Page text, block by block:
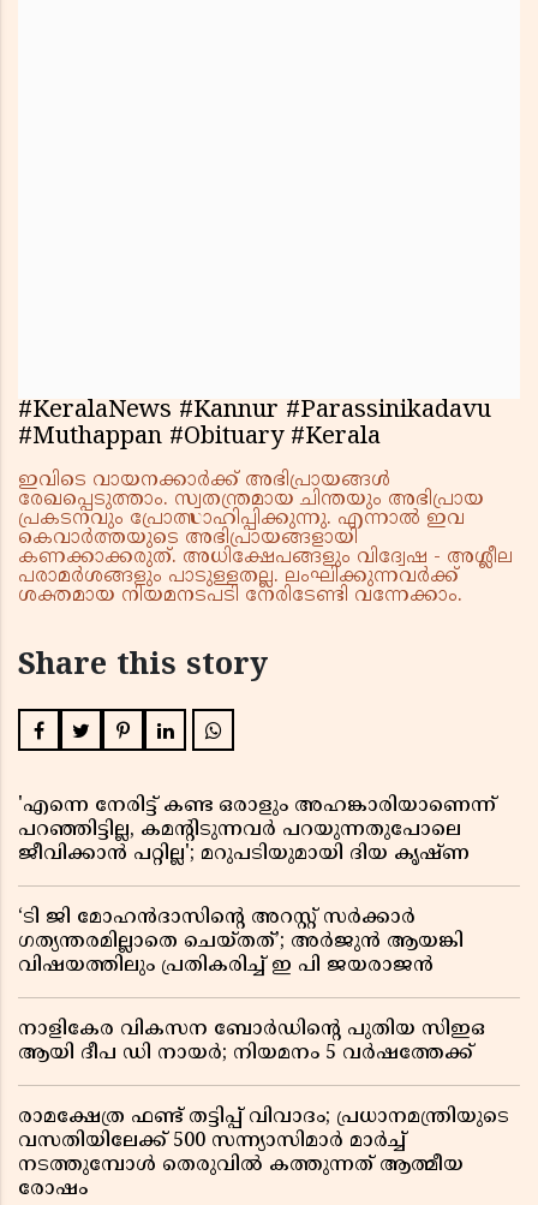
#KeralaNews #Kannur #Parassinikadavu
#Muthappan #Obituary #Kerala
ഇവിടെ വായനക്കാർക്ക് അഭിപ്രായങ്ങൾ
രേഖപ്പെടുത്താം. സ്വതന്ത്രമായ ചിന്തയും അഭിപ്രായ
പ്രകടനവും പ്രോത്സാഹിപ്പിക്കുന്നു. എന്നാൽ ഇവ
കെവാർത്തയുടെ അഭിപ്രായങ്ങളായി
കണക്കാക്കരുത്. അധിക്ഷേപങ്ങളും വിദ്വേഷ - അശ്ലീല
പരാമർശങ്ങളും പാടുള്ളതല്ല. ലംഘിക്കുന്നവർക്ക്
ശക്തമായ നിയമനടപടി നേരിടേണ്ടി വന്നേക്കാം.
Share this story
'എന്നെ നേരിട്ട് കണ്ട ഒരാളും അഹങ്കാരിയാണെന്ന്
പറഞ്ഞിട്ടില്ല, കമൻ്റിടുന്നവർ പറയുന്നതുപോലെ
ജീവിക്കാൻ പറ്റില്ല'; മറുപടിയുമായി ദിയ കൃഷ്ണ
‘ടി ജി മോഹൻദാസിൻ്റെ അറസ്റ്റ് സർക്കാർ
ഗത്യന്തരമില്ലാതെ ചെയ്തത്’; അർജുൻ ആയങ്കി
വിഷയത്തിലും പ്രതികരിച്ച് ഇ പി ജയരാജൻ
നാളികേര വികസന ബോർഡിൻ്റെ പുതിയ സിഇഒ
ആയി ദീപ ഡി നായർ; നിയമനം 5 വർഷത്തേക്ക് ​​​​​​​
രാമക്ഷേത്ര ഫണ്ട് തട്ടിപ്പ് വിവാദം; പ്രധാനമന്ത്രിയുടെ
വസതിയിലേക്ക് 500 സന്ന്യാസിമാർ മാർച്ച്
നടത്തുമ്പോൾ തെരുവിൽ കത്തുന്നത് ആത്മീയ
രോഷം